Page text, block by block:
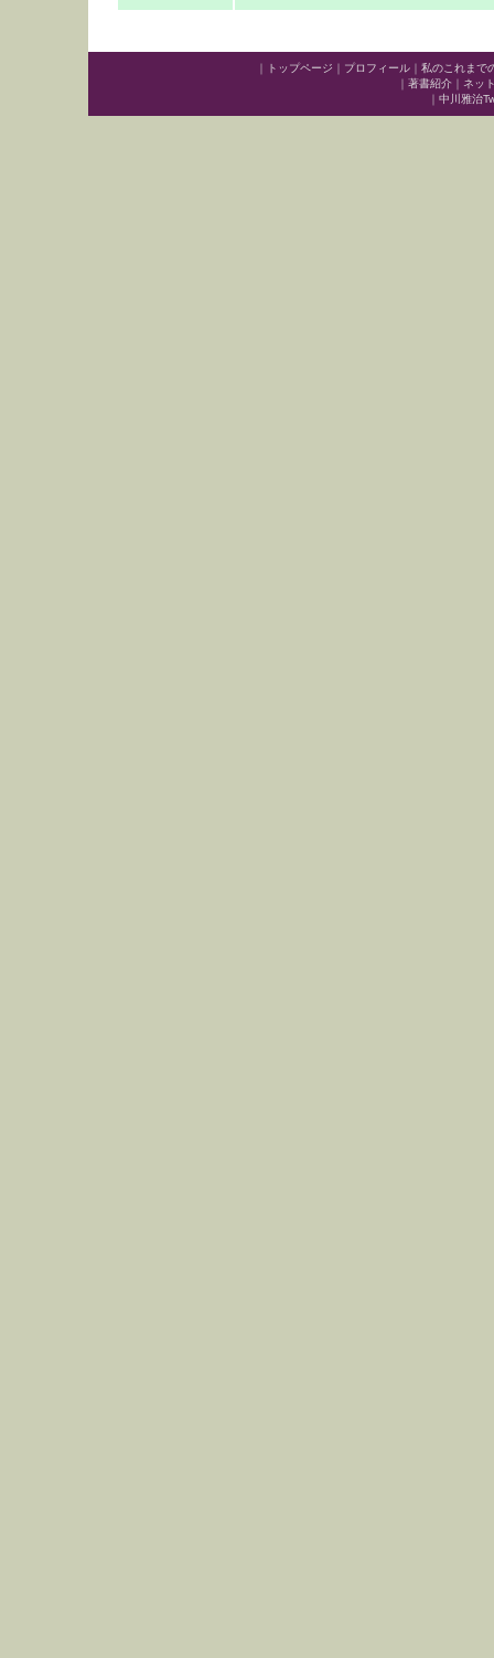
｜ トップページ ｜ プロフィール ｜ 私のこれまで
｜ 著書紹介 ｜ ネッ
｜ 中川雅治